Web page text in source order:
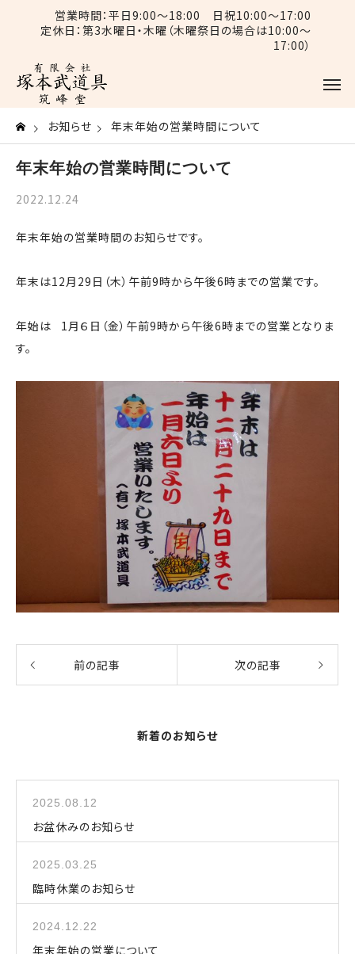
営業時間：平日9:00〜18:00 日祝10:00〜17:00
定休日：第3水曜日・木曜（木曜祭日の場合は10:00〜
17:00）
お知らせ 年末年始の営業時間について
年末年始の営業時間について
2022.12.24
年末年始の営業時間のお知らせです。
年末は12月29日（木）午前9時から午後6時までの営業です。
年始は 1月６日（金）午前9時から午後6時までの営業となりま
す。
前の記事 次の記事
新着のお知らせ
2025.08.12
お盆休みのお知らせ
2025.03.25
臨時休業のお知らせ
2024.12.22
年末年始の営業について